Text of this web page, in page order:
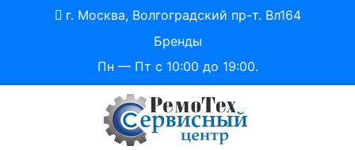
г. Москва, Волгоградский пр-т. Вл164
Бренды
Пн — Пт с 10:00 до 19:00.